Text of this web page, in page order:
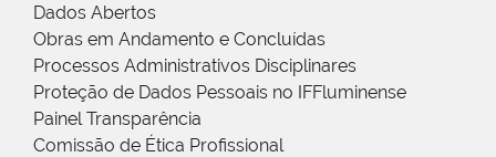
Dados Abertos
Obras em Andamento e Concluídas
Processos Administrativos Disciplinares
Proteção de Dados Pessoais no IFFluminense
Painel Transparência
Comissão de Ética Profissional